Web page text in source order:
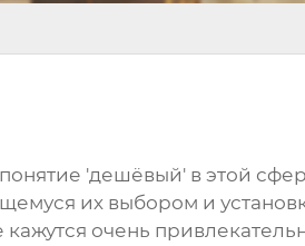
понятие 'дешёвый' в этой
их выбором и
очень